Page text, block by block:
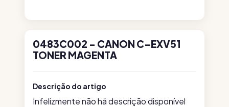
0483C002 - CANON C-EXV51
TONER MAGENTA
Descrição do artigo
Infelizmente não há descrição disponível